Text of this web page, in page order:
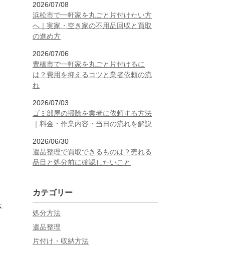
2026/07/08
浜松市で一軒家を丸ごと片付けたい方
へ｜実家・空き家の不用品回収と買取
の進め方
2026/07/06
豊橋市で一軒家を丸ごと片付けるに
は？費用を抑えるコツと業者依頼の流
れ
2026/07/03
ゴミ部屋の掃除を業者に依頼する方法
｜料金・作業内容・当日の流れを解説
2026/06/30
遺品整理で買取できるものは？売れる
品目と処分前に確認したいこと
カテゴリー
処分方法
遺品整理
片付け・収納方法